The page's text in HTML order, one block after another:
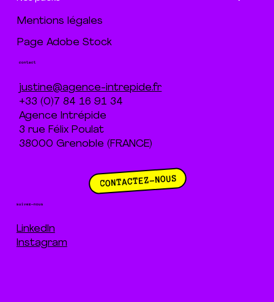
Mentions légales
Page Adobe Stock
suivez-nous
LinkedIn
Instagram
contact
justine@agence-intrepide.fr
+33 (0)7 84 16 91 34
Agence Intrépide
3 rue Félix Poulat
38000 Grenoble (FRANCE)
CONTACTEZ-NOUS